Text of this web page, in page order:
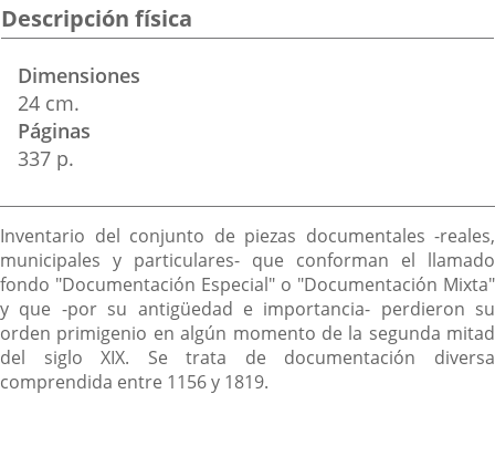
Descripción física
Dimensiones
24 cm.
Páginas
337 p.
Descripción
Inventario del conjunto de piezas documentales -reales,
municipales y particulares- que conforman el llamado
fondo "Documentación Especial" o "Documentación Mixta"
y que -por su antigüedad e importancia- perdieron su
orden primigenio en algún momento de la segunda mitad
del siglo XIX. Se trata de documentación diversa
comprendida entre 1156 y 1819.